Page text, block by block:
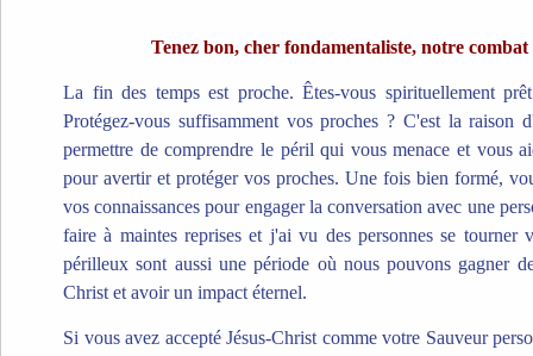
Tenez bon, cher fondamentaliste, notre
La fin des temps est proche. Êtes-vous spirituellement
Protégez-vous suffisamment vos proches ? C'est la raison
permettre de comprendre le péril qui vous menace et vous
pour avertir et protéger vos proches. Une fois bien formé,
vos connaissances pour engager la conversation avec une
faire à maintes reprises et j'ai vu des personnes se tourner
périlleux sont aussi une période où nous pouvons gagner
Christ et avoir un impact éternel.
Si vous avez accepté Jésus-Christ comme votre Sauveur